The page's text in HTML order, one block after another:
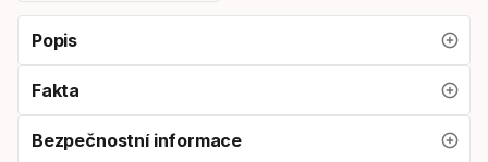
šípu
Popis
Fakta
Bezpečnostní informace